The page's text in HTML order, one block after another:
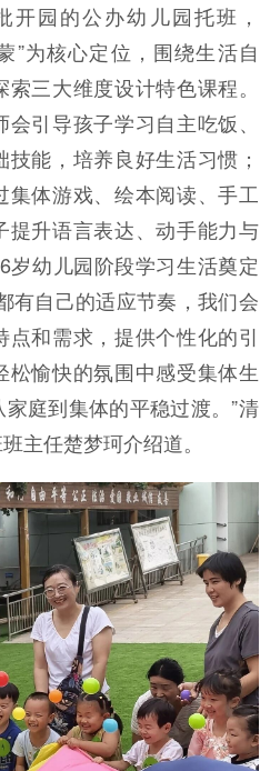
开园的公办幼儿园托班，
”为核心定位，围绕生活自
三大维度设计特色课程。
引导孩子学习自主吃饭、
能，培养良好生活习惯；
体游戏、绘本阅读、手工
提升语言表达、动手能力与
幼儿园阶段学习生活奠定
有自己的适应节奏，我们会
和需求，提供个性化的引
愉快的氛围中感受集体生
庭到集体的平稳过渡。”清
主任楚梦珂介绍道。